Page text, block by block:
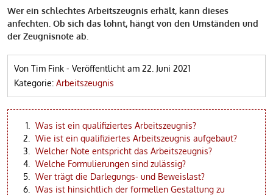
Wer ein schlechtes Arbeitszeugnis erhält, kann dieses
anfechten. Ob sich das lohnt, hängt von den Umständen und
der Zeugnisnote ab.
Von Tim Fink - Veröffentlicht am 22. Juni 2021
Kategorie: Arbeitszeugnis
Was ist ein qualifiziertes Arbeitszeugnis?
Wie ist ein qualifiziertes Arbeitszeugnis aufgebaut?
Welcher Note entspricht das Arbeitszeugnis?
Welche Formulierungen sind zulässig?
Wer trägt die Darlegungs- und Beweislast?
Was ist hinsichtlich der formellen Gestaltung zu